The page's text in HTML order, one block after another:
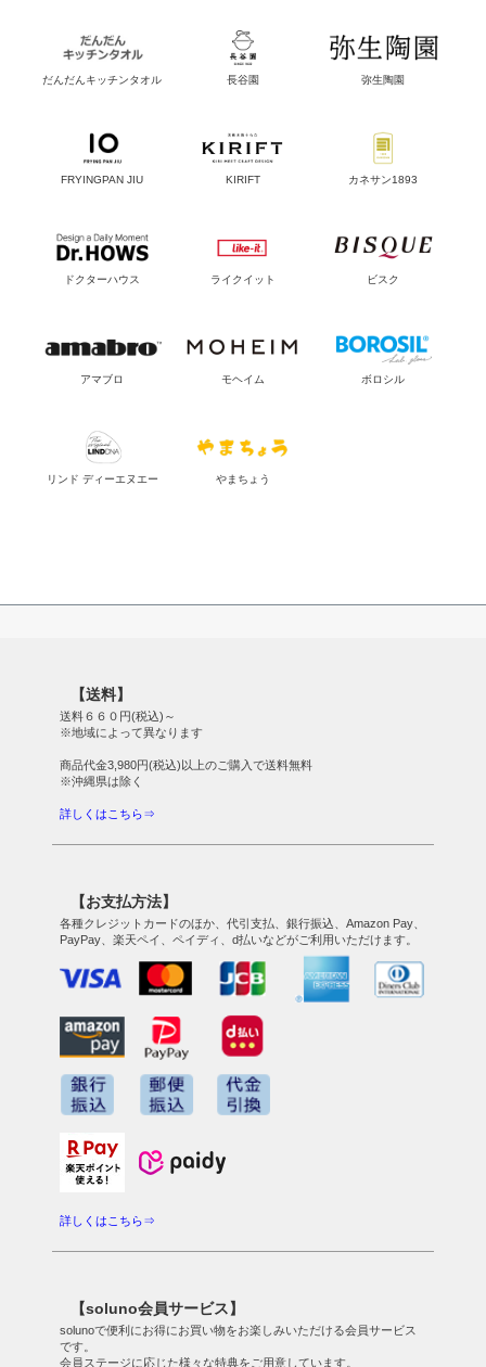
だんだんキッチンタオル 長谷園 弥生陶園
FRYINGPAN JIU KIRIFT カネサン1893
ドクターハウス ライクイット ビスク
アマブロ モヘイム ボロシル
リンド ディーエヌエー やまちょう
【送料】
送料６６０円(税込)～
※地域によって異なります
商品代金3,980円(税込)以上のご購入で送料無料
※沖縄県は除く
詳しくはこちら⇒
【お支払方法】
各種クレジットカードのほか、代引支払、銀行振込、Amazon Pay、
PayPay、楽天ペイ、ペイディ、d払いなどがご利用いただけます。
詳しくはこちら⇒
【soluno会員サービス】
solunoで便利にお得にお買い物をお楽しみいただける会員サービス
です。
会員ステージに応じた様々な特典をご用意しています。